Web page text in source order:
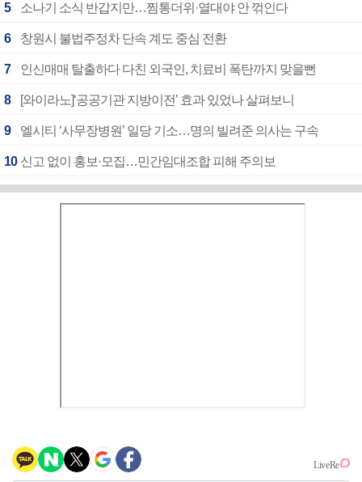
5 소나기 소식 반갑지만…찜통더위·열대야 안 꺾인다
6 창원시 불법주정차 단속 계도 중심 전환
7 인신매매 탈출하다 다친 외국인, 치료비 폭탄까지 맞을뻔
8 [와이라노]‘공공기관 지방이전’ 효과 있었나 살펴보니
9 엘시티 ‘사무장병원’ 일당 기소…명의 빌려준 의사는 구속
10 신고 없이 홍보·모집…민간임대조합 피해 주의보